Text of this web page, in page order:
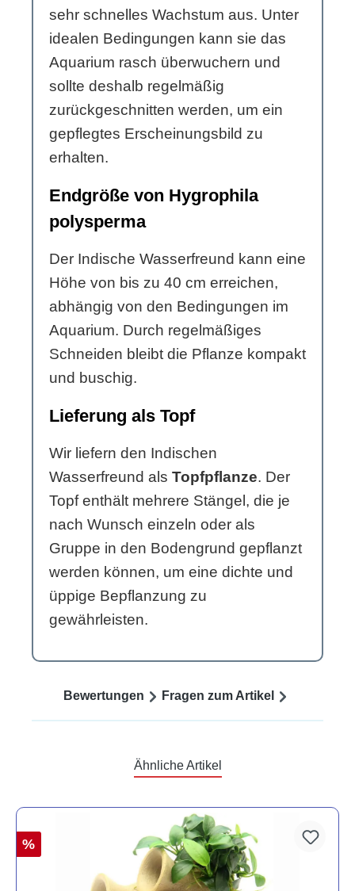
sehr schnelles Wachstum aus. Unter
idealen Bedingungen kann sie das
Aquarium rasch überwuchern und
sollte deshalb regelmäßig
zurückgeschnitten werden, um ein
gepflegtes Erscheinungsbild zu
erhalten.
Endgröße von Hygrophila
polysperma
Der Indische Wasserfreund kann eine
Höhe von bis zu 40 cm erreichen,
abhängig von den Bedingungen im
Aquarium. Durch regelmäßiges
Schneiden bleibt die Pflanze kompakt
und buschig.
Lieferung als Topf
Wir liefern den Indischen
Wasserfreund als Topfpflanze. Der
Topf enthält mehrere Stängel, die je
nach Wunsch einzeln oder als
Gruppe in den Bodengrund gepflanzt
werden können, um eine dichte und
üppige Bepflanzung zu
gewährleisten.
Bewertungen Fragen zum Artikel
Ähnliche Artikel
%